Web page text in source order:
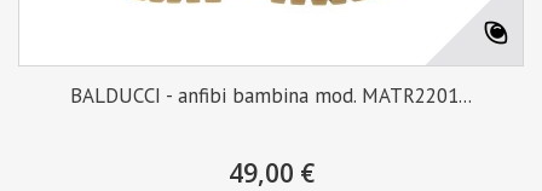
BALDUCCI - anfibi bambina mod. MATR2201...
49,00 €